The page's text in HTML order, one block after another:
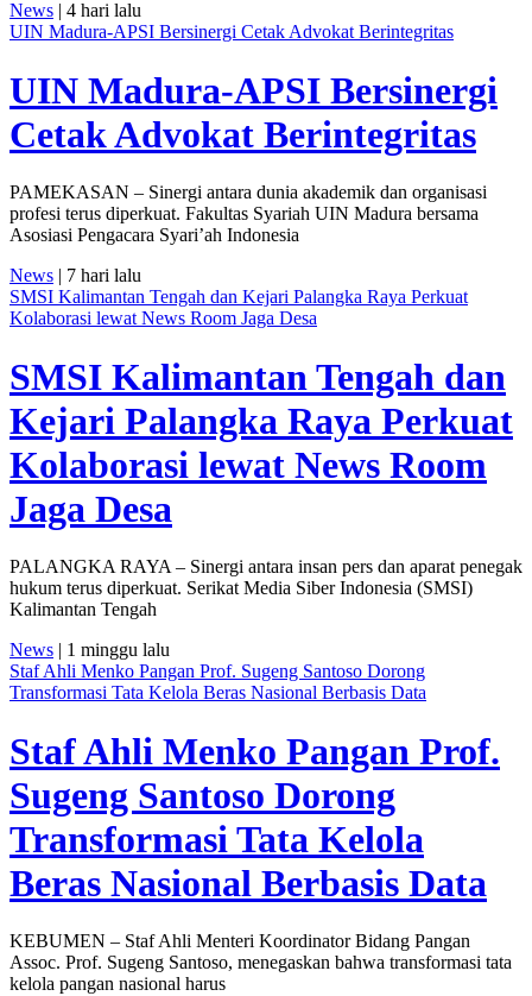
News | 4 hari lalu
UIN Madura-APSI Bersinergi Cetak Advokat Berintegritas
UIN Madura-APSI Bersinergi
Cetak Advokat Berintegritas
PAMEKASAN – Sinergi antara dunia akademik dan organisasi
profesi terus diperkuat. Fakultas Syariah UIN Madura bersama
Asosiasi Pengacara Syari’ah Indonesia
News | 7 hari lalu
SMSI Kalimantan Tengah dan Kejari Palangka Raya Perkuat
Kolaborasi lewat News Room Jaga Desa
SMSI Kalimantan Tengah dan
Kejari Palangka Raya Perkuat
Kolaborasi lewat News Room
Jaga Desa
PALANGKA RAYA – Sinergi antara insan pers dan aparat penegak
hukum terus diperkuat. Serikat Media Siber Indonesia (SMSI)
Kalimantan Tengah
News | 1 minggu lalu
Staf Ahli Menko Pangan Prof. Sugeng Santoso Dorong
Transformasi Tata Kelola Beras Nasional Berbasis Data
Staf Ahli Menko Pangan Prof.
Sugeng Santoso Dorong
Transformasi Tata Kelola
Beras Nasional Berbasis Data
KEBUMEN – Staf Ahli Menteri Koordinator Bidang Pangan
Assoc. Prof. Sugeng Santoso, menegaskan bahwa transformasi tata
kelola pangan nasional harus